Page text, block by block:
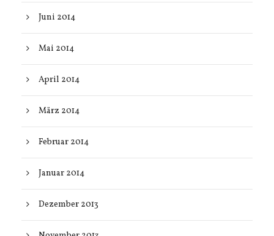
Juni 2014
Mai 2014
April 2014
März 2014
Februar 2014
Januar 2014
Dezember 2013